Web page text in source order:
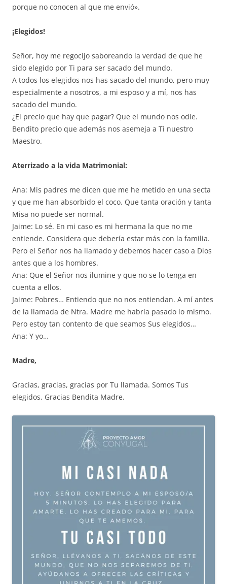
porque no conocen al que me envió».
¡Elegidos!
Señor, hoy me regocijo saboreando la verdad de que he
sido elegido por Ti para ser sacado del mundo.
A todos los elegidos nos has sacado del mundo, pero muy
especialmente a nosotros, a mi esposo y a mí, nos has
sacado del mundo.
¿El precio que hay que pagar? Que el mundo nos odie.
Bendito precio que además nos asemeja a Ti nuestro
Maestro.
Aterrizado a la vida Matrimonial:
Ana: Mis padres me dicen que me he metido en una secta
y que me han absorbido el coco. Que tanta oración y tanta
Misa no puede ser normal.
Jaime: Lo sé. En mi caso es mi hermana la que no me
entiende. Considera que debería estar más con la familia.
Pero el Señor nos ha llamado y debemos hacer caso a Dios
antes que a los hombres.
Ana: Que el Señor nos ilumine y que no se lo tenga en
cuenta a ellos.
Jaime: Pobres… Entiendo que no nos entiendan. A mí antes
de la llamada de Ntra. Madre me habría pasado lo mismo.
Pero estoy tan contento de que seamos Sus elegidos…
Ana: Y yo…
Madre,
Gracias, gracias, gracias por Tu llamada. Somos Tus
elegidos. Gracias Bendita Madre.